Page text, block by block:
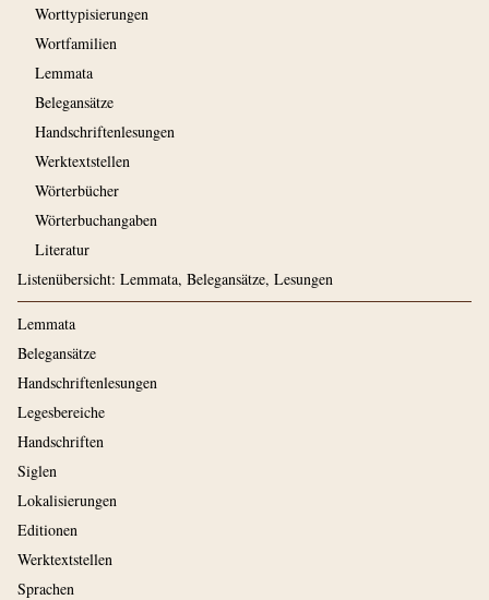
Worttypisierungen
Wortfamilien
Lemmata
Belegansätze
Handschriftenlesungen
Werktextstellen
Wörterbücher
Wörterbuchangaben
Literatur
Listenübersicht: Lemmata, Belegansätze, Lesungen
Lemmata
Belegansätze
Handschriftenlesungen
Legesbereiche
Handschriften
Siglen
Lokalisierungen
Editionen
Werktextstellen
Sprachen